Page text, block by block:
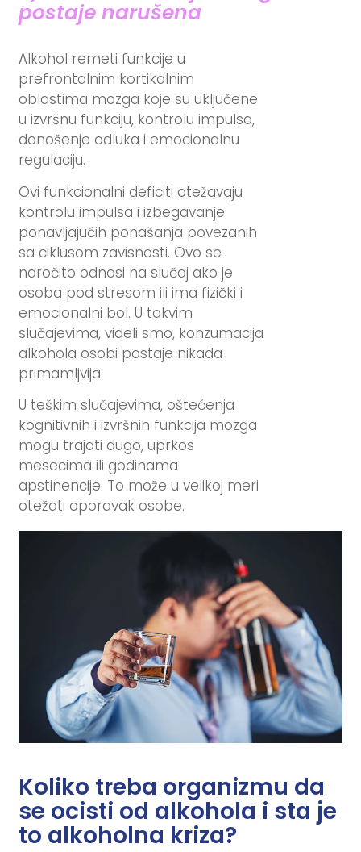
postaje narušena
Alkohol remeti funkcije u
prefrontalnim kortikalnim
oblastima mozga koje su uključene
u izvršnu funkciju, kontrolu impulsa,
donošenje odluka i emocionalnu
regulaciju.
Ovi funkcionalni deficiti otežavaju
kontrolu impulsa i izbegavanje
ponavljajućih ponašanja povezanih
sa ciklusom zavisnosti. Ovo se
naročito odnosi na slučaj ako je
osoba pod stresom ili ima fizički i
emocionalni bol. U takvim
slučajevima, videli smo, konzumacija
alkohola osobi postaje nikada
primamljvija.
U teškim slučajevima, oštećenja
kognitivnih i izvršnih funkcija mozga
mogu trajati dugo, uprkos
mesecima ili godinama
apstinencije. To može u velikoj meri
otežati oporavak osobe.
Koliko treba organizmu da
se ocisti od alkohola i sta je
to alkoholna kriza?